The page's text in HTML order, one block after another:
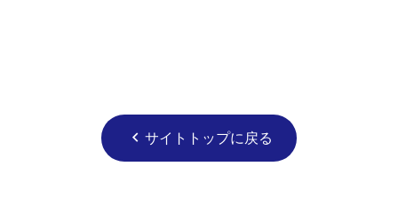
chevron_left サイトトップに戻る